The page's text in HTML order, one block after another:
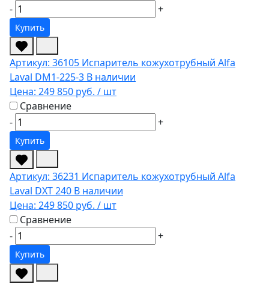
-
+
Купить
Артикул: 36105 Испаритель кожухотрубный Alfa
Laval DM1-225-3 В наличии
Цена: 249 850 руб. / шт
Сравнение
-
+
Купить
Артикул: 36231 Испаритель кожухотрубный Alfa
Laval DXT 240 В наличии
Цена: 249 850 руб. / шт
Сравнение
-
+
Купить